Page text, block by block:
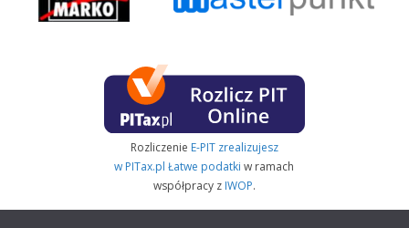
Rozliczenie E-PIT zrealizujesz
w PITax.pl Łatwe podatki w ramach
współpracy z IWOP.